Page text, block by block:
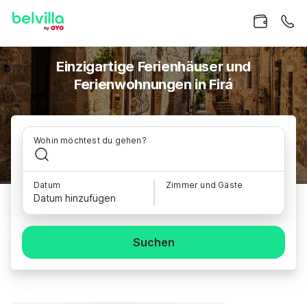
Einzigartige Ferienhäuser und
Ferienwohnungen in Firá
Wohin möchtest du gehen?
Datum
Datum hinzufügen
Zimmer und Gäste
Suchen